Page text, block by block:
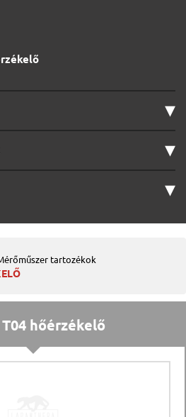
▾
▾
▾
tartozékok
T04 hőérzékelő